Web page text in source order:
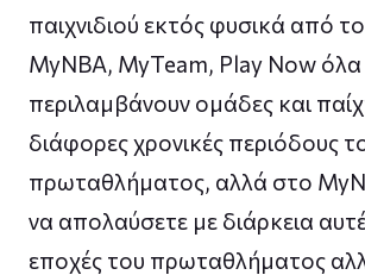
παιχνιδιού εκτός φυσικά από
MyNBA, MyTeam, Play Now όλα
περιλαμβάνουν ομάδες και
διάφορες χρονικές περιόδους
πρωταθλήματος, αλλά στο
να απολαύσετε με διάρκεια
εποχές του πρωταθλήματος